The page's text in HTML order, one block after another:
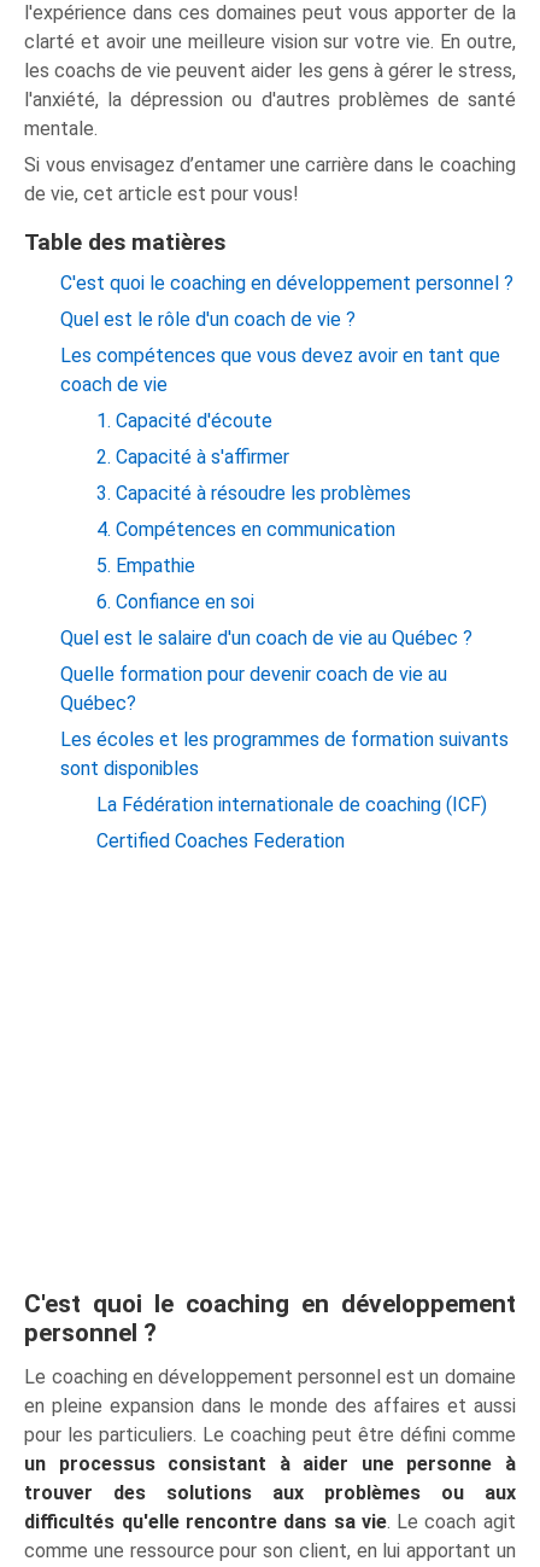
l'expérience dans ces domaines peut vous apporter de la
clarté et avoir une meilleure vision sur votre vie. En outre,
les coachs de vie peuvent aider les gens à gérer le stress,
l'anxiété, la dépression ou d'autres problèmes de santé
mentale.
Si vous envisagez d’entamer une carrière dans le coaching
de vie, cet article est pour vous!
Table des matières
C'est quoi le coaching en développement personnel ?
Quel est le rôle d'un coach de vie ?
Les compétences que vous devez avoir en tant que
coach de vie
1. Capacité d'écoute
2. Capacité à s'affirmer
3. Capacité à résoudre les problèmes
4. Compétences en communication
5. Empathie
6. Confiance en soi
Quel est le salaire d'un coach de vie au Québec ?
Quelle formation pour devenir coach de vie au
Québec?
Les écoles et les programmes de formation suivants
sont disponibles
La Fédération internationale de coaching (ICF)
Certified Coaches Federation
C'est quoi le coaching en développement
personnel ?
Le coaching en développement personnel est un domaine
en pleine expansion dans le monde des affaires et aussi
pour les particuliers. Le coaching peut être défini comme
un processus consistant à aider une personne à
trouver des solutions aux problèmes ou aux
difficultés qu'elle rencontre dans sa vie. Le coach agit
comme une ressource pour son client, en lui apportant un